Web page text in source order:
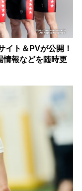
イト＆PVが公開！
情報などを随時更